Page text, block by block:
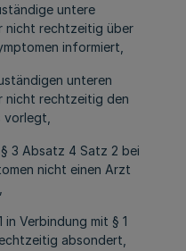
untere
nicht rechtzeitig über
informiert,
unteren
nicht rechtzeitig den
3 Absatz 4 Satz 2 bei
nicht einen Arzt
Verbindung mit § 1
absondert,